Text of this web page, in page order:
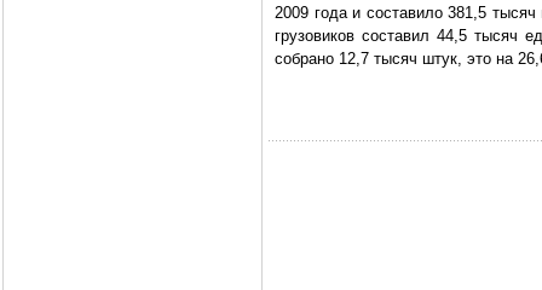
2009 года и составило 381,5
грузовиков составил 44,5 тысяч
собрано 12,7 тысяч штук, это на